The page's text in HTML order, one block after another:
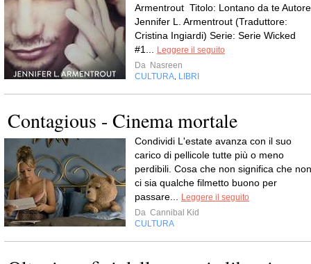
Armentrout Titolo: Lontano da te
Jennifer L. Armentrout (Traduttore:
Cristina Ingiardi) Serie: Serie Wicked
#1...
Leggere il seguito
Da Nasreen
CULTURA LIBRI
Contagious - Cinema mortale
Condividi L'estate avanza con il suo
carico di pellicole tutte più o meno
perdibili. Cosa che non significa che non
ci sia qualche filmetto buono per
passare...
Leggere il seguito
Da Cannibal Kid
CULTURA